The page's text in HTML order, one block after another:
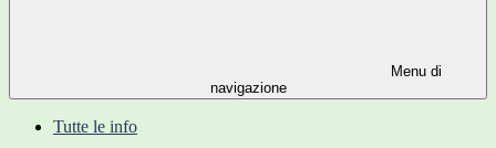
Menu di
navigazione
Tutte le info